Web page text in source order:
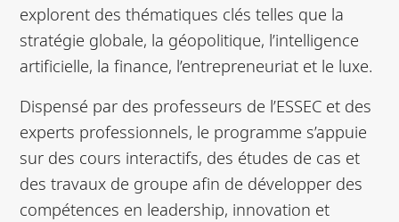
explorent des thématiques clés telles que la
stratégie globale, la géopolitique, l’intelligence
artificielle, la finance, l’entrepreneuriat et le luxe.
Dispensé par des professeurs de l’ESSEC et des
experts professionnels, le programme s’appuie
sur des cours interactifs, des études de cas et
des travaux de groupe afin de développer des
compétences en leadership, innovation et